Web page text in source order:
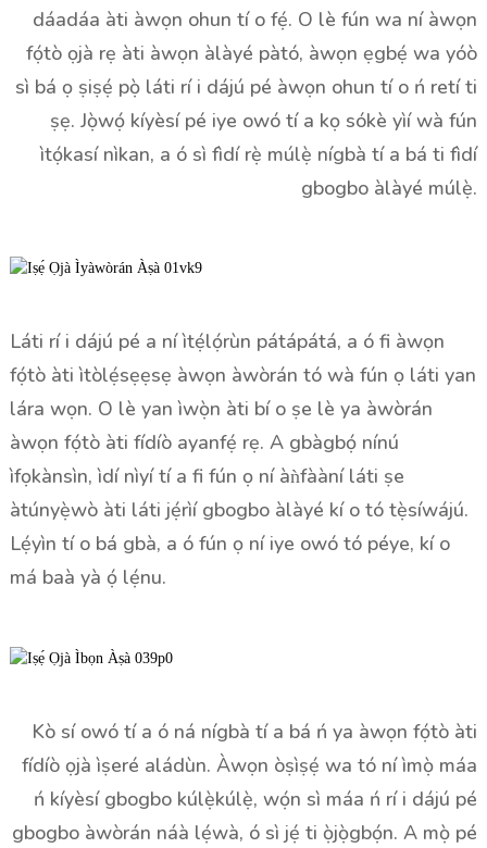
dáadáa àti àwọn ohun tí o fẹ́. O lè fún wa ní àwọn
fọ́tò ọjà rẹ àti àwọn àlàyé pàtó, àwọn ẹgbẹ́ wa yóò
sì bá ọ ṣiṣẹ́ pọ̀ láti rí i dájú pé àwọn ohun tí o ń retí ti
ṣẹ. Jọ̀wọ́ kíyèsí pé iye owó tí a kọ sókè yìí wà fún
ìtọ́kasí nìkan, a ó sì fìdí rẹ̀ múlẹ̀ nígbà tí a bá ti fìdí
gbogbo àlàyé múlẹ̀.
Láti rí i dájú pé a ní ìtẹ́lọ́rùn pátápátá, a ó fi àwọn
fọ́tò àti ìtòlẹ́sẹẹsẹ àwọn àwòrán tó wà fún ọ láti yan
lára ​​wọn. O lè yan ìwọ̀n àti bí o ṣe lè ya àwòrán
àwọn fọ́tò àti fídíò ayanfẹ́ rẹ. A gbàgbọ́ nínú
ìfọkànsìn, ìdí nìyí tí a fi fún ọ ní àǹfààní láti ṣe
àtúnyẹ̀wò àti láti jẹ́rìí gbogbo àlàyé kí o tó tẹ̀síwájú.
Lẹ́yìn tí o bá gbà, a ó fún ọ ní iye owó tó péye, kí o
má baà yà ọ́ lẹ́nu.
Kò sí owó tí a ó ná nígbà tí a bá ń ya àwọn fọ́tò àti
fídíò ọjà ìṣeré aládùn. Àwọn òṣìṣẹ́ wa tó ní ìmọ̀ máa
ń kíyèsí gbogbo kúlẹ̀kúlẹ̀, wọ́n sì máa ń rí i dájú pé
gbogbo àwòrán náà lẹ́wà, ó sì jẹ́ ti ọ̀jọ̀gbọ́n. A mọ̀ pé